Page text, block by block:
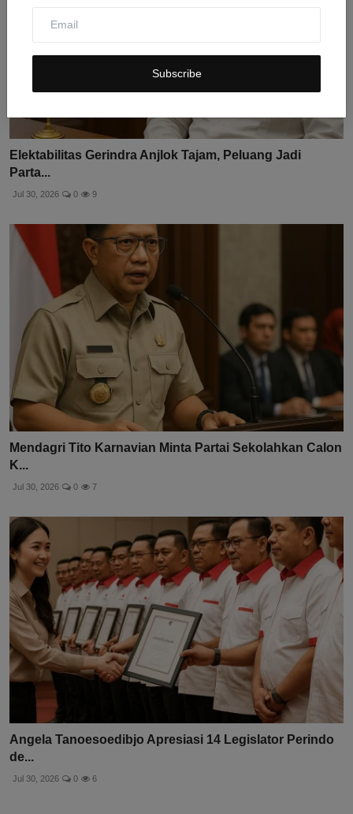
Subscribe
Elektabilitas Gerindra Anjlok Tajam, Peluang Jadi
Parta...
Jul 30, 2026 0 9
Mendagri Tito Karnavian Minta Partai Sekolahkan Calon
K...
Jul 30, 2026 0 7
Angela Tanoesoedibjo Apresiasi 14 Legislator Perindo
de...
Jul 30, 2026 0 6